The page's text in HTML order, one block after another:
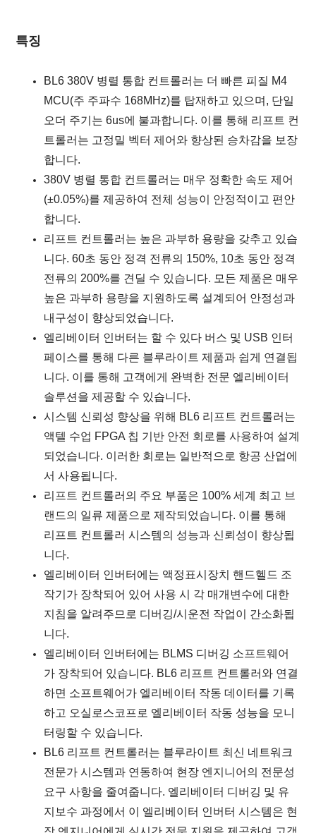
특징
BL6 380V 병렬 통합 컨트롤러는 더 빠른 피질 M4
MCU(주 주파수 168MHz)를 탑재하고 있으며, 단일
오더 주기는 6us에 불과합니다. 이를 통해 리프트 컨
트롤러는 고정밀 벡터 제어와 향상된 승차감을 보장
합니다.
380V 병렬 통합 컨트롤러는 매우 정확한 속도 제어
(±0.05%)를 제공하여 전체 성능이 안정적이고 편안
합니다.
리프트 컨트롤러는 높은 과부하 용량을 갖추고 있습
니다. 60초 동안 정격 전류의 150%, 10초 동안 정격
전류의 200%를 견딜 수 있습니다. 모든 제품은 매우
높은 과부하 용량을 지원하도록 설계되어 안정성과
내구성이 향상되었습니다.
엘리베이터 인버터는 할 수 있다 버스 및 USB 인터
페이스를 통해 다른 블루라이트 제품과 쉽게 연결됩
니다. 이를 통해 고객에게 완벽한 전문 엘리베이터
솔루션을 제공할 수 있습니다.
시스템 신뢰성 향상을 위해 BL6 리프트 컨트롤러는
액텔 수업 FPGA 칩 기반 안전 회로를 사용하여 설계
되었습니다. 이러한 회로는 일반적으로 항공 산업에
서 사용됩니다.
리프트 컨트롤러의 주요 부품은 100% 세계 최고 브
랜드의 일류 제품으로 제작되었습니다. 이를 통해
리프트 컨트롤러 시스템의 성능과 신뢰성이 향상됩
니다.
엘리베이터 인버터에는 액정표시장치 핸드헬드 조
작기가 장착되어 있어 사용 시 각 매개변수에 대한
지침을 알려주므로 디버깅/시운전 작업이 간소화됩
니다.
엘리베이터 인버터에는 BLMS 디버깅 소프트웨어
가 장착되어 있습니다. BL6 리프트 컨트롤러와 연결
하면 소프트웨어가 엘리베이터 작동 데이터를 기록
하고 오실로스코프로 엘리베이터 작동 성능을 모니
터링할 수 있습니다.
BL6 리프트 컨트롤러는 블루라이트 최신 네트워크
전문가 시스템과 연동하여 현장 엔지니어의 전문성
요구 사항을 줄여줍니다. 엘리베이터 디버깅 및 유
지보수 과정에서 이 엘리베이터 인버터 시스템은 현